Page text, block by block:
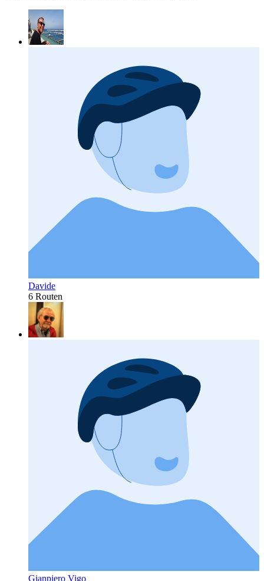
Davide
6 Routen
Gianpiero Vigo